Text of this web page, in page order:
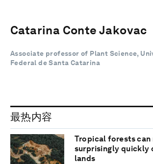
Catarina Conte Jakovac
Associate professor of Plant Science,
Federal de Santa Catarina
最热内容
Tropical forests can
surprisingly quickly
lands